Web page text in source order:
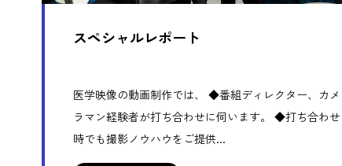
スペシャルレポート
医学映像の動画制作では、 ◆番組ディレクター、カメ
ラマン経験者が打ち合わせに伺います。 ◆打ち合わせ
時でも撮影ノウハウをご提供...